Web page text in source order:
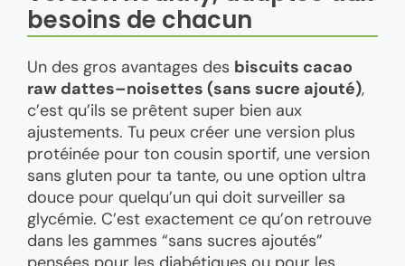
besoins de chacun
Un des gros avantages des biscuits cacao
raw dattes–noisettes (sans sucre ajouté),
c’est qu’ils se prêtent super bien aux
ajustements. Tu peux créer une version plus
protéinée pour ton cousin sportif, une version
sans gluten pour ta tante, ou une option ultra
douce pour quelqu’un qui doit surveiller sa
glycémie. C’est exactement ce qu’on retrouve
dans les gammes “sans sucres ajoutés”